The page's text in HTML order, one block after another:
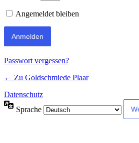
Angemeldet bleiben
Passwort vergessen?
← Zu Goldschmiede Plaar
Datenschutz
Sprache